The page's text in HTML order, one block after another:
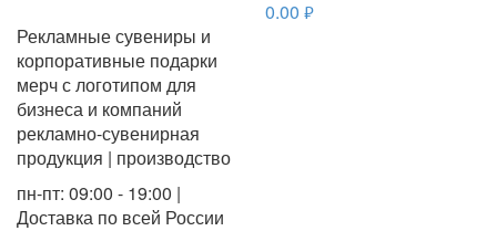
Рекламные сувениры и
корпоративные подарки
мерч с логотипом для
бизнеса и компаний
рекламно-сувенирная
продукция | производство
пн-пт: 09:00 - 19:00 |
Доставка по всей России
0.00 руб.